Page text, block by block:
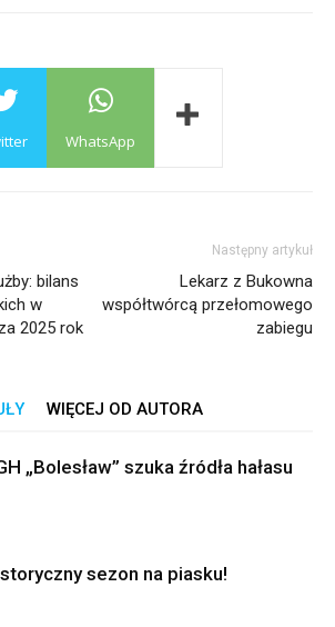
WhatsApp
bilans
w
2025 rok
Następny artykuł
Lekarz z Bukowna
współtwórcą przełomowego
zabiegu
WIĘCEJ OD AUTORA
„Bolesław” szuka źródła hałasu
sezon na piasku!